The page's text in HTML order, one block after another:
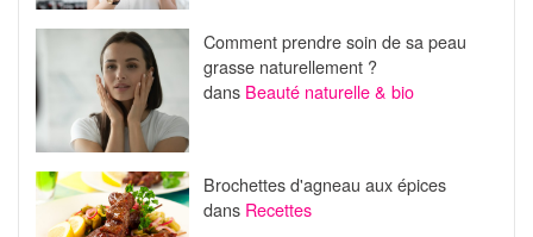
Comment prendre soin de sa peau
grasse naturellement ?
dans Beauté naturelle & bio
Brochettes d'agneau aux épices
dans Recettes